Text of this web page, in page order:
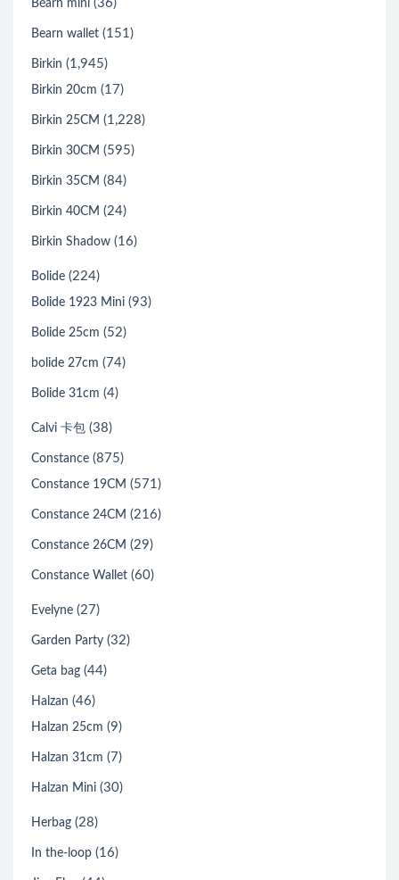
Béarn mini (36)
Bearn wallet (151)
Birkin (1,945)
Birkin 20cm (17)
Birkin 25CM (1,228)
Birkin 30CM (595)
Birkin 35CM (84)
Birkin 40CM (24)
Birkin Shadow (16)
Bolide (224)
Bolide 1923 Mini (93)
Bolide 25cm (52)
bolide 27cm (74)
Bolide 31cm (4)
Calvi 卡包 (38)
Constance (875)
Constance 19CM (571)
Constance 24CM (216)
Constance 26CM (29)
Constance Wallet (60)
Evelyne (27)
Garden Party (32)
Geta bag (44)
Halzan (46)
Halzan 25cm (9)
Halzan 31cm (7)
Halzan Mini (30)
Herbag (28)
In the-loop (16)